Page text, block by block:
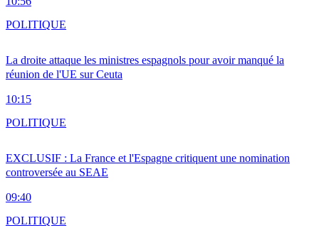
La droite attaque les ministres espagnols pour avoir manqué la
réunion de l'UE sur Ceuta
10:15
POLITIQUE
EXCLUSIF : La France et l'Espagne critiquent une nomination
controversée au SEAE
09:40
POLITIQUE
POLITIQUE